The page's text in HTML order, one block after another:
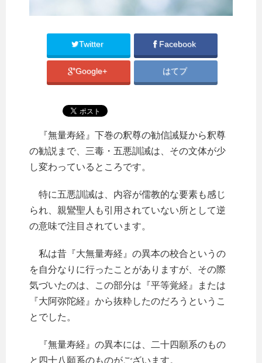
Twitter Facebook
Google+ はてブ
『無量寿経』下巻の釈尊の勧信誡疑から釈尊
の勧説まで、三毒・五悪訓誡は、その文体が少
し変わっているところです。
特に五悪訓誡は、内容が儒教的な要素も感じ
られ、親鸞聖人も引用されていない所として逆
の意味で注目されています。
私は昔『大無量寿経』の異本の校合というの
を自分なりに行ったことがありますが、その際
気づいたのは、この部分は『平等覚経』または
『大阿弥陀経』から抜粋したのだろうというこ
とでした。
『無量寿経』の異本には、二十四願系のもの
と四十八願系のものがございます。